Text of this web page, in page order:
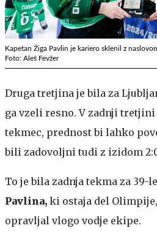
Kapetan Žiga Pavlin je kariero sklenil z
Foto: Aleš Fevžer
Druga tretjina je bila za
ga vzeli resno. V zadnji
tekmec, prednost bi lahko
bili zadovoljni tudi z izidom
To je bila zadnja tekma za 39-
Pavlina, ki ostaja del
opravljal vlogo vodje ekipe.